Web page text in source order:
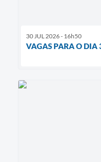
30 JUL 2026 - 16h50
VAGAS PARA O